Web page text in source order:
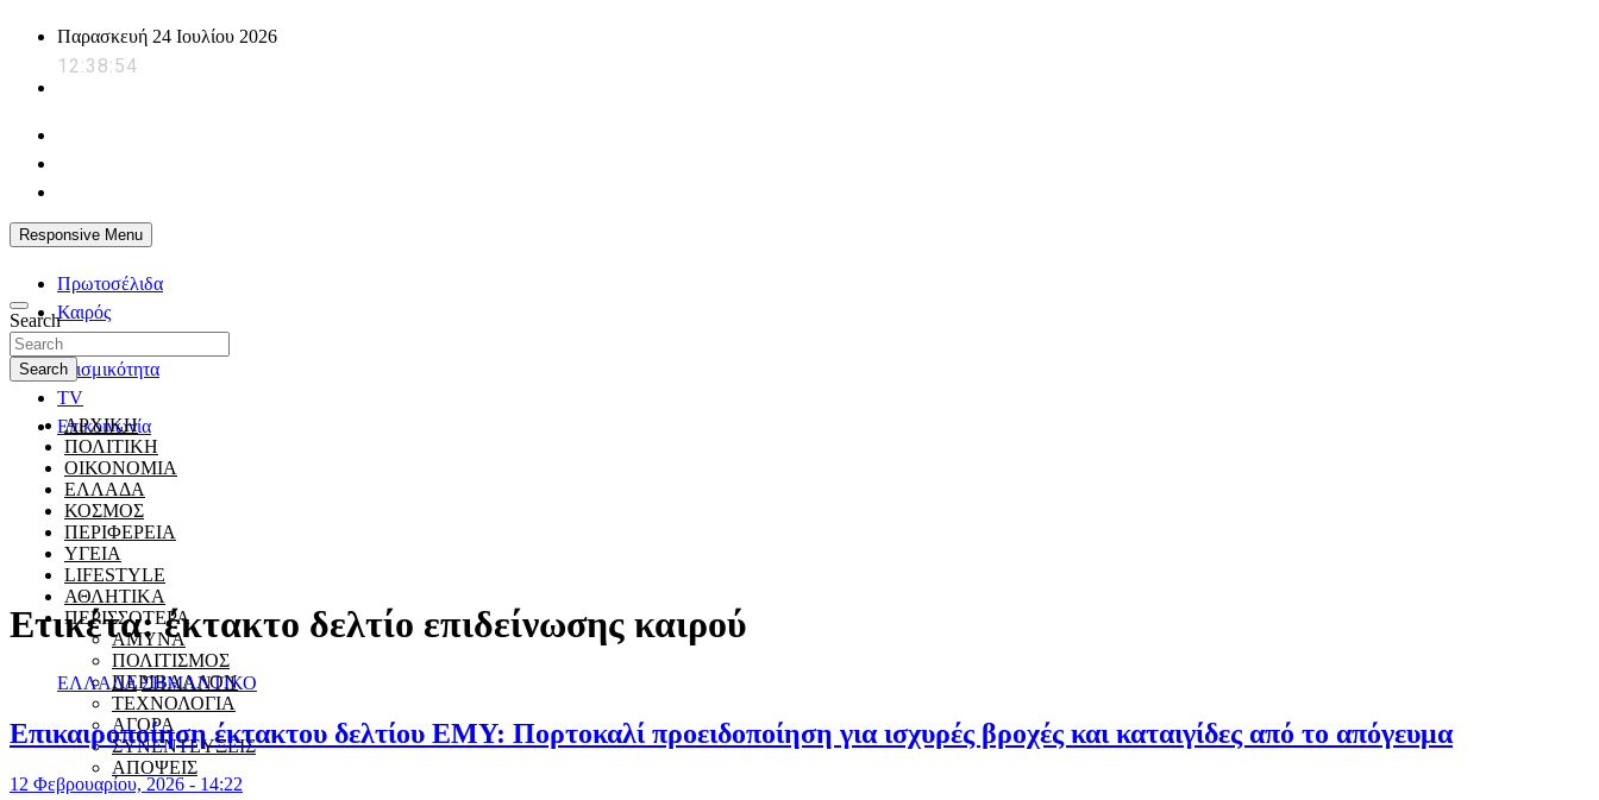
Παρασκευή 24 Ιουλίου 2026
12:38:55
Responsive Menu
Πρωτοσέλιδα
Καιρός
Ζώδια
Σεισμικότητα
TV
Επικοινωνία
powerplayer.gr
Search
Search
ΑΡΧΙΚΗ
ΠΟΛΙΤΙΚΗ
ΟΙΚΟΝΟΜΙΑ
ΕΛΛΑΔΑ
ΚΟΣΜΟΣ
ΠΕΡΙΦΕΡΕΙΑ
ΥΓΕΙΑ
LIFESTYLE
ΑΘΛΗΤΙΚΑ
ΠΕΡΙΣΣΟΤΕΡΑ
ΑΜΥΝΑ
ΠΟΛΙΤΙΣΜΟΣ
ΠΕΡΙΒΑΛΛΟΝ
ΤΕΧΝΟΛΟΓΙΑ
ΑΓΟΡΑ
ΣΥΝΕΝΤΕΥΞΕΙΣ
ΑΠΟΨΕΙΣ
Ετικέτα:έκτακτο δελτίο επιδείνωσης καιρού
ΕΛΛΑΔΑ ΣΗΜΑΝΤΙΚΟ
Επικαιροποίηση έκτακτου δελτίου ΕΜΥ: Πορτοκαλί προειδοποίηση για ισχυρές βροχές και καταιγίδες από το απόγευμα
12 Φεβρουαρίου, 2026 - 14:22